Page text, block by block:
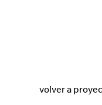
volver a